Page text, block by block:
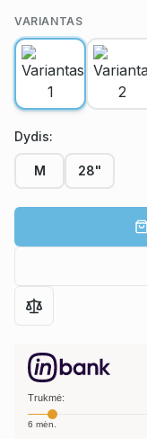
VARIANTAS
Dydis:
M 28"
Trukmė:
6 mėn.